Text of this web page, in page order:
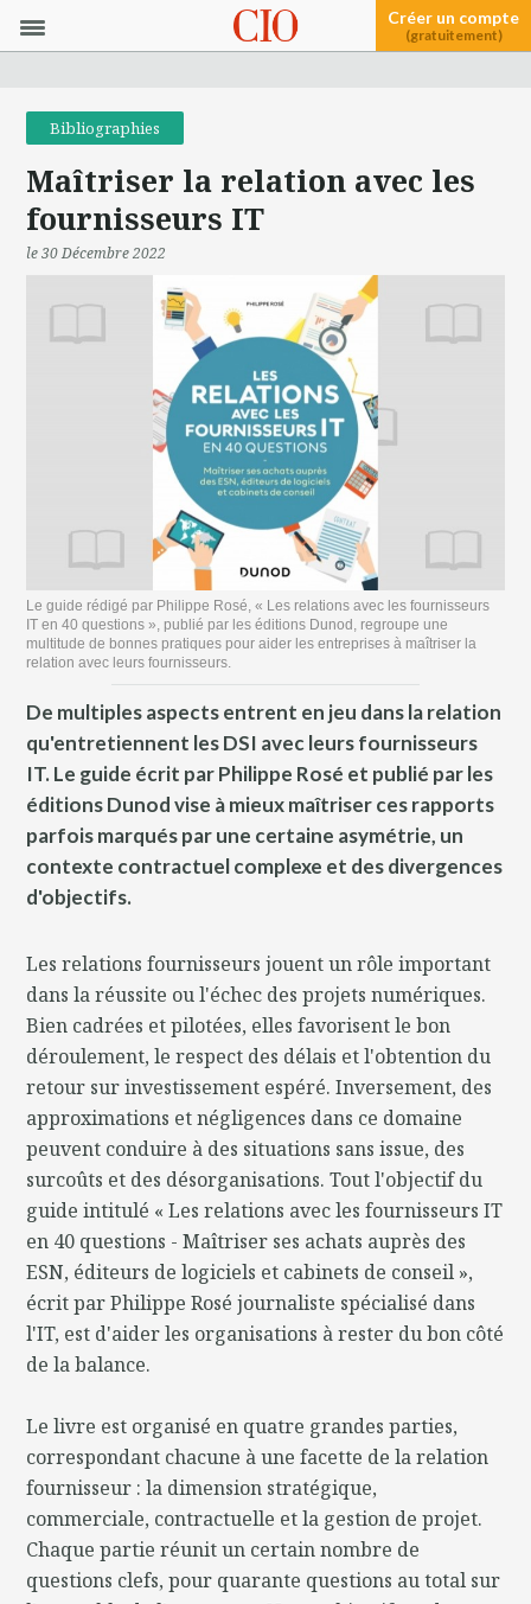
Créer un compte
(gratuitement)
Bibliographies
Maîtriser la relation avec les
fournisseurs IT
le 30 Décembre 2022
Le guide rédigé par Philippe Rosé, « Les relations avec les fournisseurs
IT en 40 questions », publié par les éditions Dunod, regroupe une
multitude de bonnes pratiques pour aider les entreprises à maîtriser la
relation avec leurs fournisseurs.
De multiples aspects entrent en jeu dans la relation
qu'entretiennent les DSI avec leurs fournisseurs
IT. Le guide écrit par Philippe Rosé et publié par les
éditions Dunod vise à mieux maîtriser ces rapports
parfois marqués par une certaine asymétrie, un
contexte contractuel complexe et des divergences
d'objectifs.
Les relations fournisseurs jouent un rôle important
dans la réussite ou l'échec des projets numériques.
Bien cadrées et pilotées, elles favorisent le bon
déroulement, le respect des délais et l'obtention du
retour sur investissement espéré. Inversement, des
approximations et négligences dans ce domaine
peuvent conduire à des situations sans issue, des
surcoûts et des désorganisations. Tout l'objectif du
guide intitulé « Les relations avec les fournisseurs IT
en 40 questions - Maîtriser ses achats auprès des
ESN, éditeurs de logiciels et cabinets de conseil »,
écrit par Philippe Rosé journaliste spécialisé dans
l'IT, est d'aider les organisations à rester du bon côté
de la balance.
Le livre est organisé en quatre grandes parties,
correspondant chacune à une facette de la relation
fournisseur : la dimension stratégique,
commerciale, contractuelle et la gestion de projet.
Chaque partie réunit un certain nombre de
questions clefs, pour quarante questions au total sur